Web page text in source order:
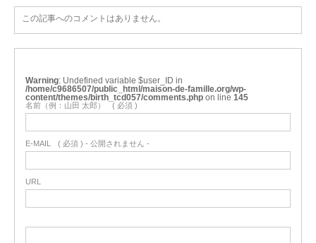
この記事へのコメントはありません。
Warning : Undefined variable $user_ID in
/home/c9686507/public_html/maison-de-famille.org/wp-
content/themes/birth_tcd057/comments.php on line 145
名前（例：山田 太郎） ( 必須 )
E-MAIL ( 必須 ) - 公開されません -
URL